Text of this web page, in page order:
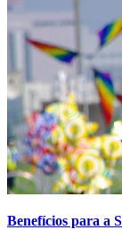
Benefícios para a